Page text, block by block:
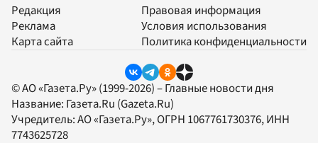
Редакция
Реклама
Карта сайта
Правовая информация
Условия использования
Политика конфиденциальности
© АО «Газета.Ру» (1999-2026) – Главные новости дня
Название: Газета.Ru (Gazeta.Ru)
Учредитель:АО «Газета.Ру», ОГРН 1067761730376, ИНН
7743625728